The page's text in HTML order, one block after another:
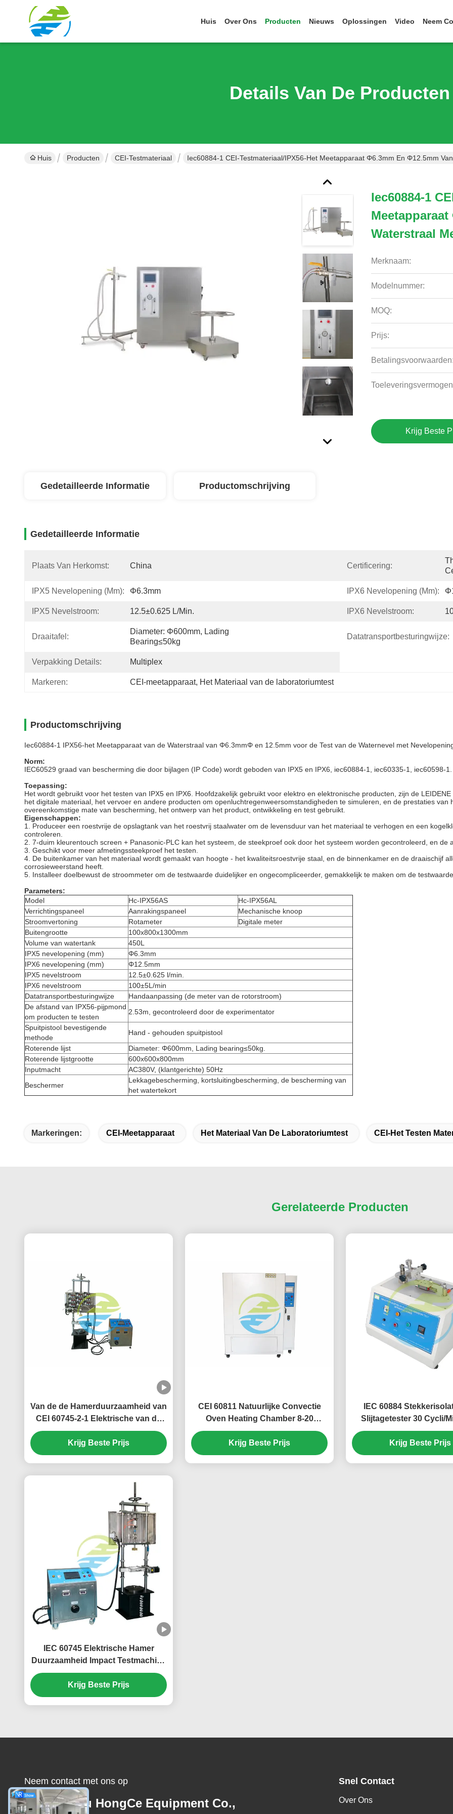
Huis Over Ons Producten Nieuws Oplossingen Video Neem
Details Van De Producten
Huis Producten CEI-Testmateriaal Iec60884-1 CEI-Testmateriaal/IPX56-Het Meetapparaat Φ6.3mm En Φ12.5mm
Iec60884-1
Waterstraal
Merknaam:
Modelnummer:
MOQ:
Prijs:
Krijg Beste
Gedetailleerde Informatie Productomschrijving
Gedetailleerde Informatie
Plaats Van Herkomst: China Certificering:
IPX5 Nevelopening (mm): Φ6.3mm IPX6 Nevelopening (mm):
IPX5 Nevelstroom: 12.5±0.625 L/min. IPX6 Nevelstroom:
Draaitafel:
Diameter: Φ600mm, Lading
Bearing≤50kg
Datatransportbesturingwijze:
Verpakking Details: Multiplex
Markeren: CEI-meetapparaat, Het Materiaal van de laboratoriumtest
Productomschrijving
Iec60884-1 IPX56-het Meetapparaat van de Waterstraal van Φ6.3mmΦ en 12.5mm voor de Test van de Waternevel met
Norm:
IEC60529 graad van bescherming die door bijlagen (IP Code) wordt geboden van IPX5 en IPX6, iec60884-1, iec60335-1, iec60598-1.
Toepassing:
Het wordt gebruikt voor het testen van IPX5 en IPX6. Hoofdzakelijk gebruikt voor elektro en elektronische producten, zijn de
het digitale materiaal, het vervoer en andere producten om openluchtregenweersomstandigheden te simuleren, en de prestaties
overeenkomstige mate van bescherming, het ontwerp van het product, ontwikkeling en test gebruikt.
Eigenschappen:
1. Produceer een roestvrije de opslagtank van het roestvrij staalwater om de levensduur van het materiaal te verhogen en een
controleren.
2. 7-duim kleurentouch screen + Panasonic-PLC kan het systeem, de steekproef ook door het systeem worden gecontroleerd, en de
3. Geschikt voor meer afmetingssteekproef het testen.
4. De buitenkamer van het materiaal wordt gemaakt van hoogte - het kwaliteitsroestvrije staal, en de binnenkamer en de draaischijf
corrosieweerstand heeft.
5. Installeer doelbewust de stroommeter om de testwaarde duidelijker en ongecompliceerder, gemakkelijk te maken om de
Parameters:
Model
Hc-IPX56AS
Hc-IPX56AL
Verrichtingspaneel
Aanrakingspaneel
Mechanische knoop
Stroomvertoning
Rotameter
Digitale meter
Buitengrootte
100x800x1300mm
Volume van watertank
450L
IPX5 nevelopening (mm)
Φ6.3mm
IPX6 nevelopening (mm)
Φ12.5mm
IPX5 nevelstroom
12.5±0.625 l/min.
IPX6 nevelstroom
100±5L/min
Datatransportbesturingwijze
Handaanpassing (de meter van de rotorstroom)
De afstand van IPX56-pijpmond
om producten te testen
2.53m, gecontroleerd door de experimentator
Spuitpistool bevestigende
methode
Hand - gehouden spuitpistool
Roterende lijst
Diameter: Φ600mm, Lading bearing≤50kg.
Roterende lijstgrootte
600x600x800mm
Inputmacht
AC380V, (klantgerichte) 50Hz
Beschermer
Lekkagebescherming, kortsluitingbescherming, de bescherming van
het watertekort
Markeringen: CEI-Meetapparaat Het Materiaal Van De Laboratoriumtest CEI-Het Testen
Gerelateerde Producten
Van de de Hamerduurzaamheid van
CEI 60745-2-1 Elektrische van de
Testapparaten van de het Staalbal
Diameter 38mm
Krijg Beste Prijs
CEI 60811 Natuurlijke Convectie
Oven Heating Chamber 8-20
Luchtveranderingen per Uur
Krijg Beste Prijs
IEC 60884
Slijtagetester 30 Cycli/
Slag
Krijg Beste Prijs
IEC 60745 Elektrische Hamer
Duurzaamheid Impact Testmachine
voor Handgereedschap tot 2,5kW |
PLC Touchscreen Impact Test
Systeem
Krijg Beste Prijs
Neem contact met ons op
Guangzhou HongCe Equipment Co.,
Snel Contact
Over Ons